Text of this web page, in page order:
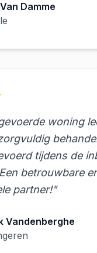
Damme
woning
tijdens de
betrouwbare
partner!"
Vandenberghe